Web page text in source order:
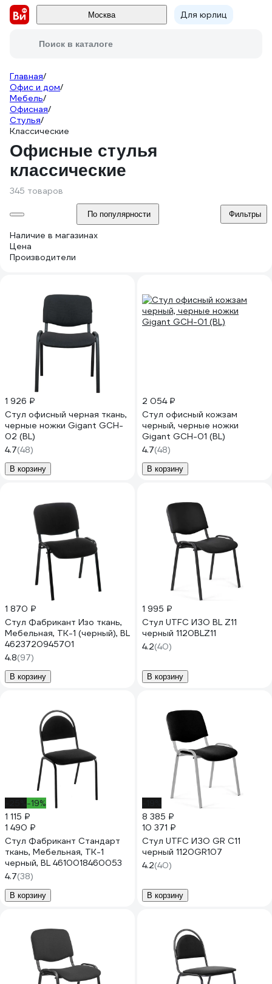
Москва Для юрлиц
Поиск в каталоге
Главная/
Офис и дом/
Мебель/
Офисная/
Стулья/
Классические
Офисные стулья
классические
345 товаров
По популярности Фильтры
Наличие в магазинах
Цена
Производители
1 926 ₽
Стул офисный черная ткань,
черные ножки Gigant GCH-
02 (BL)
4.7(48)
В корзину
2 054 ₽
Стул офисный кожзам
черный, черные ножки
Gigant GCH-01 (BL)
4.7(48)
В корзину
1 870 ₽
Стул Фабрикант Изо ткань,
Мебельная, ТК-1 (черный), BL
4623720945701
4.8(97)
В корзину
1 995 ₽
Стул UTFC ИЗО BL Z11
черный 1120BLZ11
4.2(40)
В корзину
-19%
1 115 ₽
1 490 ₽
Стул Фабрикант Стандарт
ткань, Мебельная, ТК-1
черный, BL 4610018460053
4.7(38)
В корзину
8 385 ₽
10 371 ₽
Стул UTFC ИЗО GR С11
черный 1120GR107
4.2(40)
В корзину